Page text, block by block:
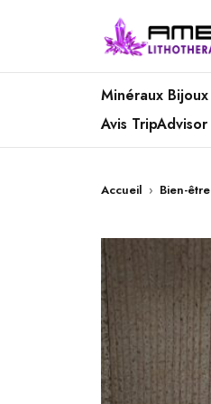
Minéraux Bijoux
Avis TripAdvisor
Accueil › Bien-être